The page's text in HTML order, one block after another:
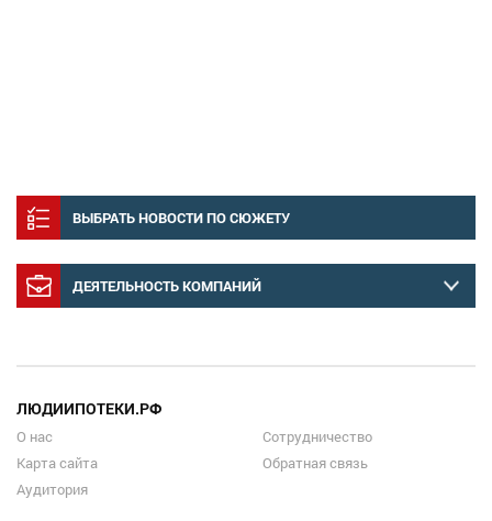
ВЫБРАТЬ НОВОСТИ ПО СЮЖЕТУ
ДЕЯТЕЛЬНОСТЬ КОМПАНИЙ
ЛЮДИИПОТЕКИ.РФ
О нас
Карта сайта
Аудитория
Сотрудничество
Обратная связь